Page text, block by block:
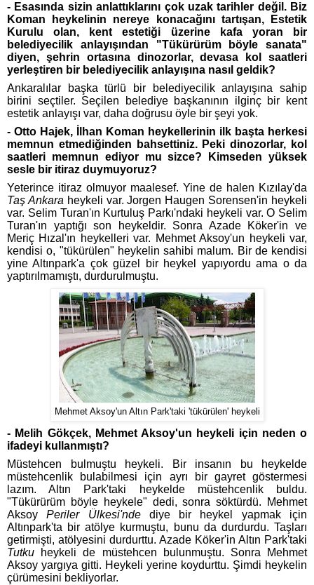
- Esasında sizin anlattıklarını çok uzak tarihler değil. Biz
Koman heykelinin nereye konacağını tartışan, Estetik
Kurulu olan, kent estetiği üzerine kafa yoran bir
belediyecilik anlayışından "Tükürürüm böyle sanata"
diyen, şehrin ortasına dinozorlar, devasa kol saatleri
yerleştiren bir belediyecilik anlayışına nasıl geldik?
Ankaralılar başka türlü bir belediyecilik anlayışına sahip
birini seçtiler. Seçilen belediye başkanının ilginç bir kent
estetik anlayışı var, daha doğrusu öyle bir şeyi yok.
- Otto Hajek, İlhan Koman heykellerinin ilk başta herkesi
memnun etmediğinden bahsettiniz. Peki dinozorlar, kol
saatleri memnun ediyor mu sizce? Kimseden yüksek
sesle bir itiraz duymuyoruz?
Yeterince itiraz olmuyor maalesef. Yine de halen Kızılay'da
Taş Ankara heykeli var. Jorgen Haugen Sorensen'in heykeli
var. Selim Turan'ın Kurtuluş Parkı'ndaki heykeli var. O Selim
Turan'ın yaptığı son heykeldir. Sonra Azade Köker'in ve
Meriç Hızal'ın heykelleri var. Mehmet Aksoy'un heykeli var,
kendisi o, "tükürülen" heykelin sahibi malum. Bir de kendisi
yine Altınpark'a çok güzel bir heykel yapıyordu ama o da
yaptırılmamıştı, durdurulmuştu.
Mehmet Aksoy'un Altın Park'taki 'tükürülen' heykeli
- Melih Gökçek, Mehmet Aksoy'un heykeli için neden o
ifadeyi kullanmıştı?
Müstehcen bulmuştu heykeli. Bir insanın bu heykelde
müstehcenlik bulabilmesi için ayrı bir gayret göstermesi
lazım. Altın Park'taki heykelde müstehcenlik buldu.
"Tükürürüm böyle heykele" dedi, sonra söktürdü. Mehmet
AksoyPeriler Ülkesi'ndediye bir heykel yapmak için
Altınpark'ta bir atölye kurmuştu, bunu da durdurdu. Taşları
getirmişti, atölyesini durdurttu. Azade Köker'in Altın Park'taki
Tutku heykeli de müstehcen bulunmuştu. Sonra Mehmet
Aksoy yargıya gitti. Heykeli yerine koydurttu. Şimdi heykelin
çürümesini bekliyorlar.